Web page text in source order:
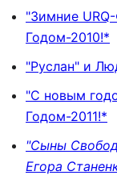
"Зимние
Годом-2010!*
"Руслан" и
"С новым
Годом-2011!*
"Сыны
Егора